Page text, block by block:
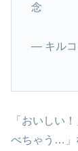
念
— キルコ
「おいしい
べちゃう…」